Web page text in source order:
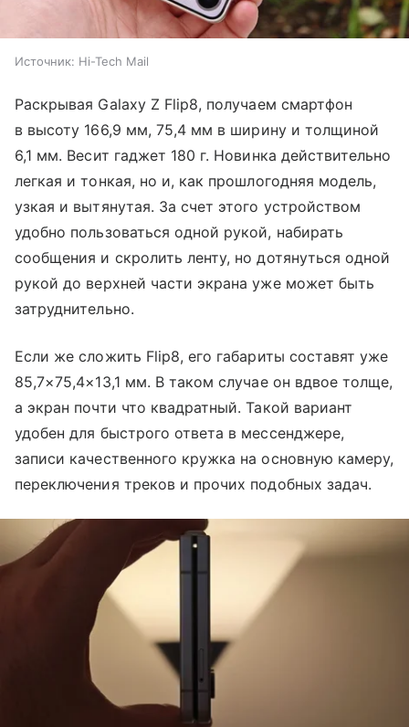
Источник: Hi-Tech Mail
Раскрывая Galaxy Z Flip8, получаем смартфон
в высоту 166,9 мм, 75,4 мм в ширину и толщиной
6,1 мм. Весит гаджет 180 г. Новинка действительно
легкая и тонкая, но и, как прошлогодняя модель,
узкая и вытянутая. За счет этого устройством
удобно пользоваться одной рукой, набирать
сообщения и скролить ленту, но дотянуться одной
рукой до верхней части экрана уже может быть
затруднительно.
Если же сложить Flip8, его габариты составят уже
85,7×75,4×13,1 мм. В таком случае он вдвое толще,
а экран почти что квадратный. Такой вариант
удобен для быстрого ответа в мессенджере,
записи качественного кружка на основную камеру,
переключения треков и прочих подобных задач.